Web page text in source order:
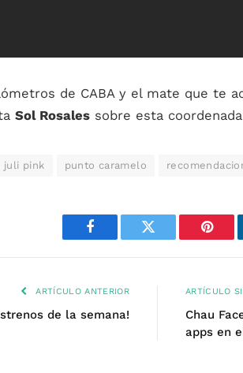
de CABA y el mate que te
Sol Rosales sobre esta
juli pink punto caramelo
Facebook Twitter
ARTÍCULO ANTERIOR
de la semana!
ARTÍCULO
Chau
apps en